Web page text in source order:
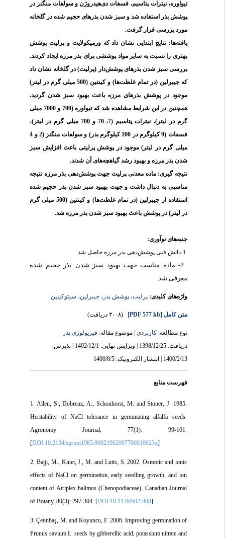
تیواوره، نیترات پتاسیم، فسفات دی‌هیدروژن و سولفات منگنز در
پوشش بذر استفاده شد و سبز شدن بذرهای حجیم شده در گلخانه
مورد بررسی قرار گرفت.
یافته‌ها: نتایج ابتدایی نشان داد که ورمیکولایت و پرلیت پوشش
بهتری را نسبت به سایر مواد پوششی برای بذر مرزه ایجاد کردند.
بررسی سبز شدن بذرهای پوشش‌دار (پرلیت) در گلخانه نشان داد
که جیبرلین (در تمام غلظت‌ها) و کینتین (500 میلی گرم در لیتر)
موجود در پوشش بذرهای مرزه باعث بهبود سبز شدن گردید.
همچنین در این شرایط مشاهده شد که تیواوره (700 و 7000 میلی
گرم در لیتر)، نیترات پتاسیم (7، 70 و 700 میلی گرم در لیتر)،
فسفات (9 کیلوگرم در 100 کیلوگرم بذر) و سولفات منگنز (2 و 4
میلی گرم در لیتر) موجود در پوشش پرلیتی باعث افزایش سبز
شدن بذر مرزه و بهبود رشد گیاهچه‌های آن شدند.
نتیجه­ گیری: ماده معدنی پرلیت جهت پوشش‌دهی بذر مرزه نتیجه
مناسبی به دنبال داشت و جهت بهبود سبز شدن بذر حجیم شده
استفاده از جیبرلین (در تمام غلظت‌ها) و کینتین (500 میلی گرم
در لیتر) در پوشش باعث بهبود سبز شدن بذر مرزه شد.
جنبه‌های نوآوری:
2- ماده مناسب جهت بهبود سبز شدن بذر حجیم شده
معرفی شد.
واژه‌های کلیدی:پرلیت،پوشش بذر،جیبرلین،سیتوکینین
متن کامل[PDF 577 kb] (۳۰۰۸ دریافت)
نوع مطالعه:كاربردي| موضوع مقاله:فیزیولوژی بذر
دریافت: 1398/12/25 | ویرایش نهایی: 1402/12/1 | پذیرش:
1400/2/13 | انتشار الکترونیک: 1400/8/5
فهرست منابع
1. Allen, S., Dobrenz, A., Schonhorst, M. and Stoner, J. 1985.
Heritability of NaCl tolerance in germinating alfalfa seeds.
Agronomy Journal, 77(1): 99-101.
[DOI:10.2134/agronj1985.00021962007700010023x
2. Bajji, M., Kinet, J., M. and Lutts, S. 2002. Osmotic and ionic
effects of NaCl on germination, early seedling growth, and ion
content of Atriplex halimus (Chenopodiaceae). Canadian Journal
of Botany, 80(3): 297-304. [DOI:10.1139/b02-008
3. Çetinbaş, M. and Koyuncu, F. 2006. Improving germination of
Prunus savium L. seeds by gibberellic acid, potassium nitrate and